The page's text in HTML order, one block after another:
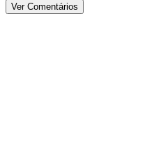
Ver Comentários